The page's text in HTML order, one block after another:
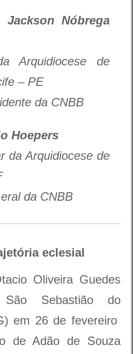
Jackson Nóbrega
Arquidiocese de
– PE
da CNBB
Hoepers
da Arquidiocese de
da CNBB
eclesial
Oliveira Guedes
Sebastião do
em 26 de fevereiro
de Adão de Souza